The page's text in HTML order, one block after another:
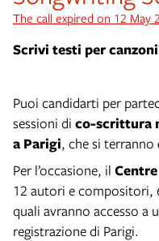
The call expired on 12 May
Scrivi testi per
Puoi candidarti per
sessioni di co-scrittura
a Parigi, che si terranno
Per l’occasione, il
12 autori e compositori,
quali avranno accesso a
registrazione di Parigi.